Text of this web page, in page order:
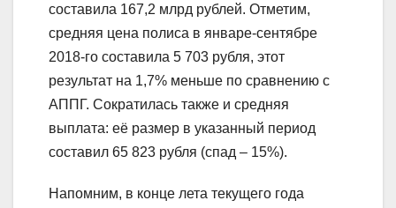
составила 167,2 млрд рублей. Отметим,
средняя цена полиса в январе-сентябре
2018-го составила 5 703 рубля, этот
результат на 1,7% меньше по сравнению с
АППГ. Сократилась также и средняя
выплата: её размер в указанный период
составил 65 823 рубля (спад – 15%).
Напомним, в конце лета текущего года